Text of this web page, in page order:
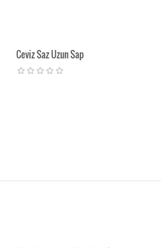
Ceviz Saz Uzun Sap